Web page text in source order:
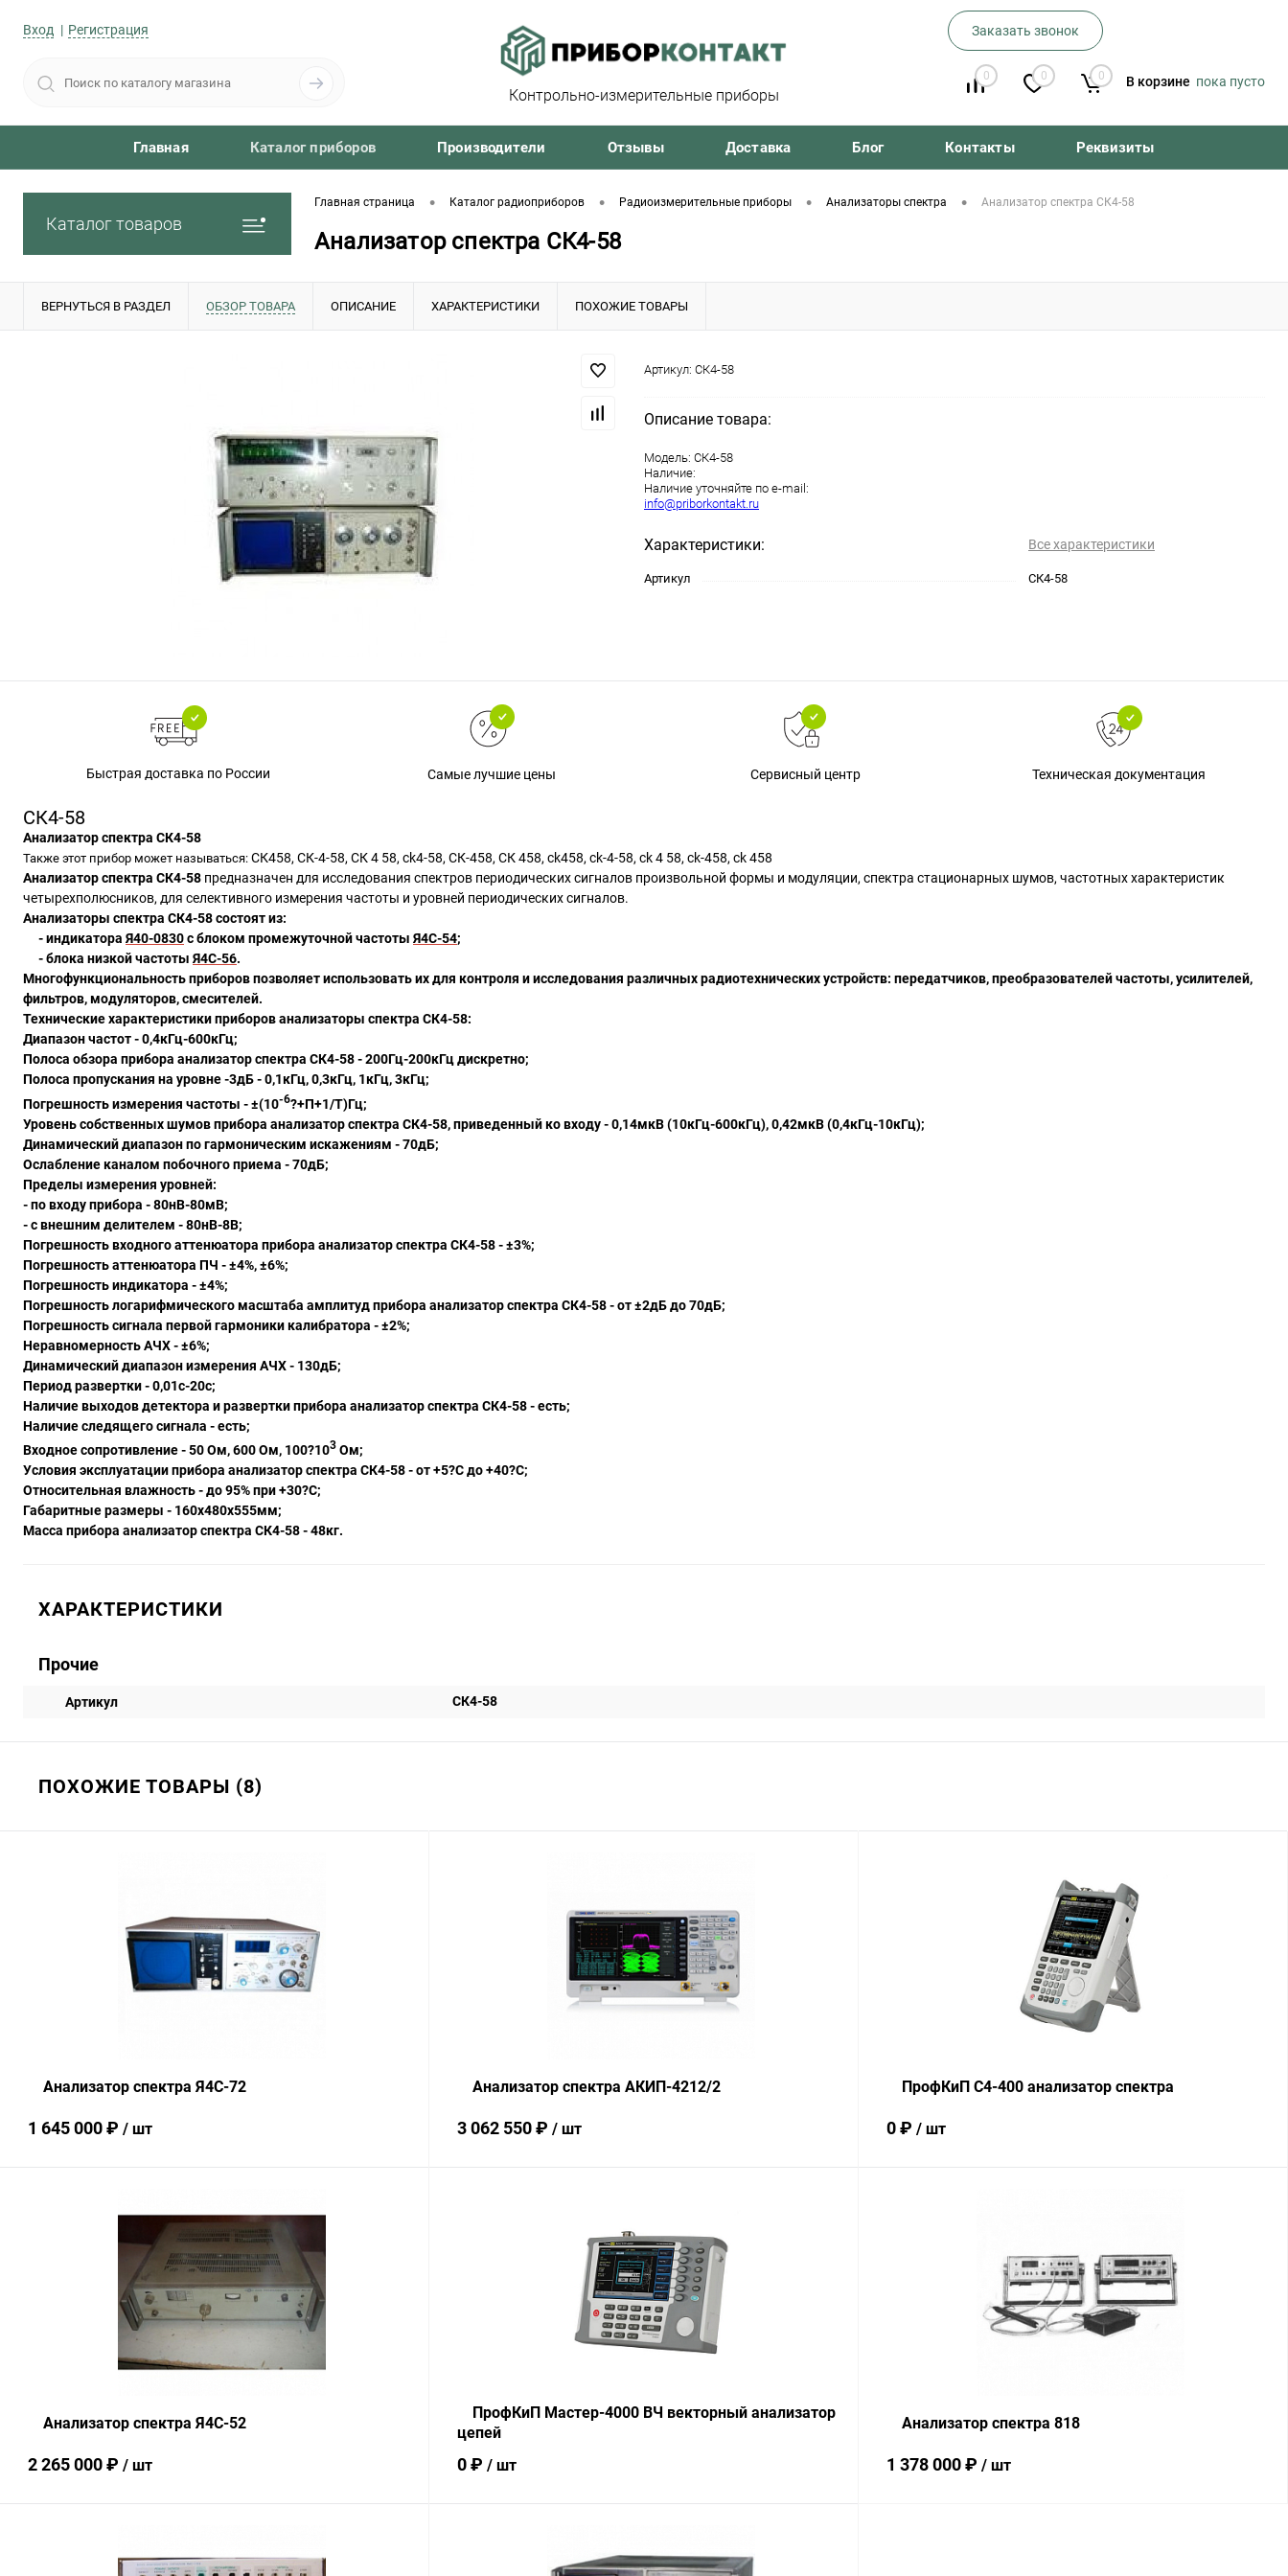
Вход Регистрация Заказать звонок
0 0 0 В корзине пока пусто
Контрольно-измерительные приборы
Главная Каталог приборов Производители Отзывы Доставка Блог Контакты Реквизиты
Каталог товаров
Главная страница • Каталог радиоприборов • Радиоизмерительные приборы • Анализаторы спектра • Анализатор спектра СК4-58
Анализатор спектра СК4-58
ВЕРНУТЬСЯ В РАЗДЕЛ ОБЗОР ТОВАРА ОПИСАНИЕ ХАРАКТЕРИСТИКИ ПОХОЖИЕ ТОВАРЫ
Артикул: СК4-58
Описание товара:
Модель: СК4-58
Наличие:
Наличие уточняйте по e-mail:
info@priborkontakt.ru
Характеристики: Все характеристики
Артикул СК4-58
Быстрая доставка по России Самые лучшие цены Сервисный центр Техническая документация
СК4-58
Анализатор спектра СК4-58
Также этот прибор может называться: СК458, СК-4-58, СК 4 58, ck4-58, СК-458, СК 458, ck458, ck-4-58, ck 4 58, ck-458, ck 458
Анализатор спектра СК4-58 предназначен для исследования спектров периодических сигналов произвольной формы и модуляции, спектра стационарных шумов, частотных характеристик
четырехполюсников, для селективного измерения частоты и уровней периодических сигналов.
Анализаторы спектра СК4-58состоят из:
- индикатора Я40-0830с блоком промежуточной частоты Я4С-54;
- блока низкой частоты Я4С-56.
Многофункциональность приборов позволяет использовать их для контроля и исследования различных радиотехнических устройств: передатчиков, преобразователей частоты, усилителей,
фильтров, модуляторов, смесителей.
Технические характеристики приборованализаторы спектра СК4-58:
Диапазон частот - 0,4кГц-600кГц;
Полоса обзора прибора анализатор спектра СК4-58 - 200Гц-200кГц дискретно;
Полоса пропускания на уровне -3дБ - 0,1кГц, 0,3кГц, 1кГц, 3кГц;
Погрешность измерения частоты - ±(10-6?+П+1/Т)Гц;
Уровень собственных шумов прибора анализатор спектра СК4-58, приведенный ко входу - 0,14мкВ (10кГц-600кГц), 0,42мкВ (0,4кГц-10кГц);
Динамический диапазон по гармоническим искажениям - 70дБ;
Ослабление каналом побочного приема - 70дБ;
Пределы измерения уровней:
- по входу прибора - 80нВ-80мВ;
- с внешним делителем - 80нВ-8В;
Погрешность входного аттенюатора прибора анализатор спектра СК4-58 - ±3%;
Погрешность аттенюатора ПЧ - ±4%, ±6%;
Погрешность индикатора - ±4%;
Погрешность логарифмического масштаба амплитуд прибора анализатор спектра СК4-58 - от ±2дБ до 70дБ;
Погрешность сигнала первой гармоники калибратора - ±2%;
Неравномерность АЧХ - ±6%;
Динамический диапазон измерения АЧХ - 130дБ;
Период развертки - 0,01с-20с;
Наличие выходов детектора и развертки прибора анализатор спектра СК4-58- есть;
Наличие следящего сигнала - есть;
Входное сопротивление - 50 Ом, 600 Ом, 100?103 Ом;
Условия эксплуатации прибора анализатор спектра СК4-58 - от +5?С до +40?С;
Относительная влажность - до 95% при +30?С;
Габаритные размеры - 160х480х555мм;
Масса прибора анализатор спектра СК4-58 - 48кг.
ХАРАКТЕРИСТИКИ
Прочие
Артикул СК4-58
ПОХОЖИЕ ТОВАРЫ (8)
Анализатор спектра Я4С-72
1 645 000 ₽ / шт
Сравнение
В наличии
Анализатор спектра АКИП-4212/2
3 062 550 ₽ / шт
Сравнение
В наличии
ПрофКиП С4-400 анализатор спектра
0 ₽ / шт
Сравнение
В наличии
Анализатор спектра Я4С-52
2 265 000 ₽ / шт
ПрофКиП Мастер-4000 ВЧ векторный анализатор
цепей
0 ₽ / шт
Анализатор спектра 818
1 378 000 ₽ / шт